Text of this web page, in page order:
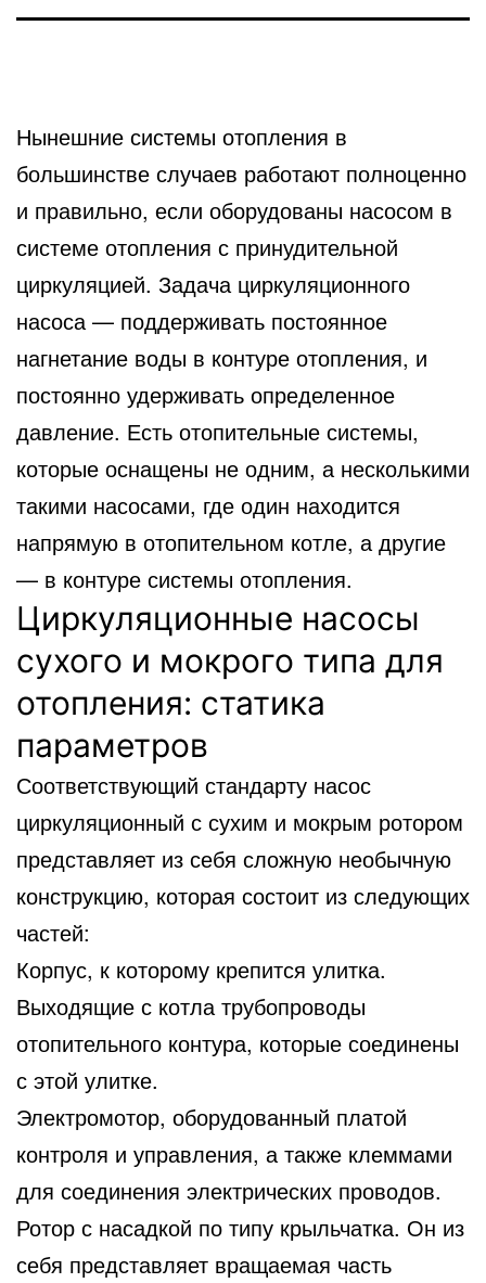
Нынешние системы отопления в
большинстве случаев работают полноценно
и правильно, если оборудованы насосом в
системе отопления с принудительной
циркуляцией. Задача циркуляционного
насоса — поддерживать постоянное
нагнетание воды в контуре отопления, и
постоянно удерживать определенное
давление. Есть отопительные системы,
которые оснащены не одним, а несколькими
такими насосами, где один находится
напрямую в отопительном котле, а другие
— в контуре системы отопления.
Циркуляционные насосы
сухого и мокрого типа для
отопления: статика
параметров
Соответствующий стандарту насос
циркуляционный с сухим и мокрым ротором
представляет из себя сложную необычную
конструкцию, которая состоит из следующих
частей:
Корпус, к которому крепится улитка.
Выходящие с котла трубопроводы
отопительного контура, которые соединены
с этой улитке.
Электромотор, оборудованный платой
контроля и управления, а также клеммами
для соединения электрических проводов.
Ротор с насадкой по типу крыльчатка. Он из
себя представляет вращаемая часть